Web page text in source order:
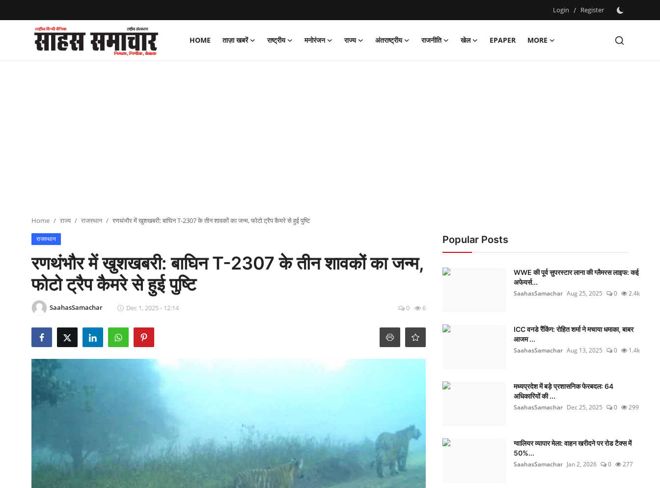
Login / Register
HOME ताज़ा खबरें राष्ट्रीय मनोरंजन राज्य अंतराष्ट्रीय राजनीति खेल EPAPER
MORE
Register
Home राज्य राजस्थान रणथंभौर में खुशखबरी: बाघिन T-2307 के तीन शावकों का जन्म, फोटो ट्रैप कैमरे से हुई पुष्टि
राजस्थान
रणथंभौर में खुशखबरी: बाघिन T-2307 के तीन शावकों का जन्म,
फोटो ट्रैप कैमरे से हुई पुष्टि
SaahasSamachar Dec 1, 2025 - 12:14 0 6
Popular Posts
WWE की पूर्व सुपरस्टार लाना की ग्लैमरस लाइफ: कई
अफेयर्स...
SaahasSamachar Aug 25, 2025 0 2.4k
ICC वनडे रैंकिंग: रोहित शर्मा ने मचाया धमाका, बाबर
आजम ...
SaahasSamachar Aug 13, 2025 0 1.4k
मध्यप्रदेश में बड़े प्रशासनिक फेरबदल: 64
अधिकारियों की ...
SaahasSamachar Dec 25, 2025 0 299
ग्वालियर व्यापार मेला: वाहन खरीदने पर रोड टैक्स में
50%...
SaahasSamachar Jan 2, 2026 0 277